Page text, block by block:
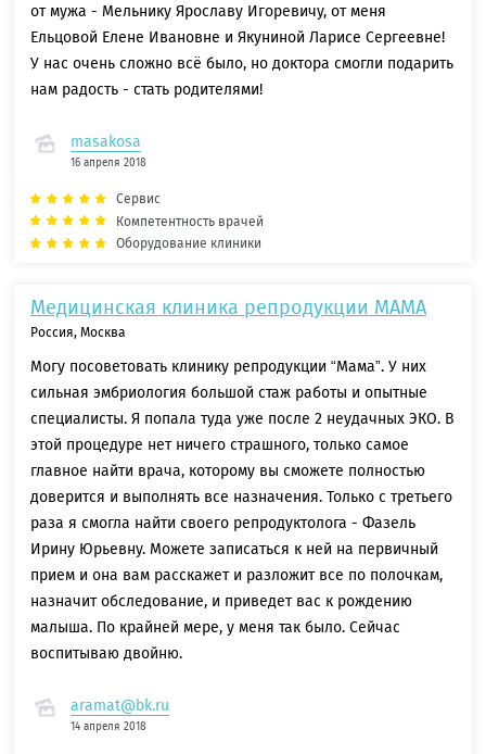
от мужа - Мельнику Ярославу Игоревичу, от меня
Ельцовой Елене Ивановне и Якуниной Ларисе Сергеевне!
У нас очень сложно всё было, но доктора смогли подарить
нам радость - стать родителями!
masakosa
16 апреля 2018
Сервис
Компетентность врачей
Оборудование клиники
Медицинская клиника репродукции МАМА
Россия, Москва
Могу посоветовать клинику репродукции “Мама”. У них
сильная эмбриология большой стаж работы и опытные
специалисты. Я попала туда уже после 2 неудачных ЭКО. В
этой процедуре нет ничего страшного, только самое
главное найти врача, которому вы сможете полностью
доверится и выполнять все назначения. Только с третьего
раза я смогла найти своего репродуктолога - Фазель
Ирину Юрьевну. Можете записаться к ней на первичный
прием и она вам расскажет и разложит все по полочкам,
назначит обследование, и приведет вас к рождению
малыша. По крайней мере, у меня так было. Сейчас
воспитываю двойню.
aramat@bk.ru
14 апреля 2018